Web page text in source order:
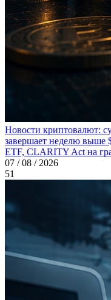
Новости криптовалют:
завершает неделю выше
ETF, CLARITY Act на
07 / 08 / 2026
51